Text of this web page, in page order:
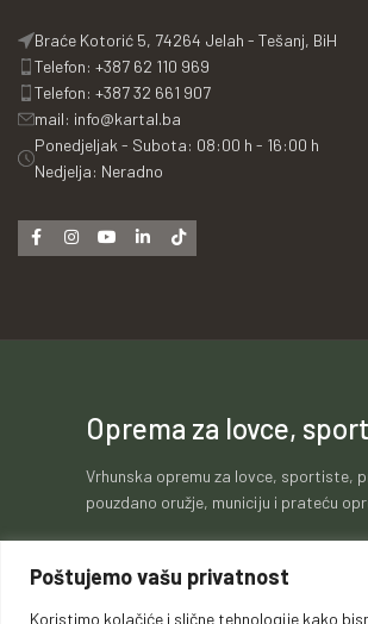
Poštujemo vašu privatnost
Koristimo kolačiće i slične tehnologije kako
Braće Kotorić 5, 74264 Jelah - Tešanj, BiH
Telefon: +387 62 110 969
Telefon: +387 32 661 907
mail: info@kartal.ba
Ponedjeljak - Subota: 08:00 h - 16:00 h
Nedjelja: Neradno
Oprema za lovce,
Vrhunska opremu za lovce, sportiste,
pouzdano oružje, municiju i prateću
Politika kolačića Politika